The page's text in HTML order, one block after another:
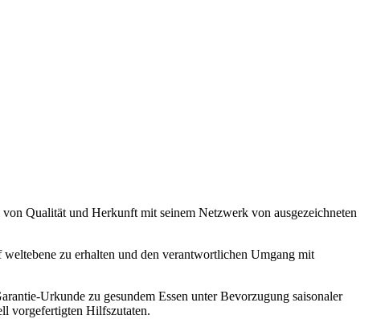
Qualität und Herkunft mit seinem Netzwerk von ausgezeichneten
zu erhalten und den verantwortlichen Umgang mit
Urkunde zu gesundem Essen unter Bevorzugung saisonaler
vorgefertigten Hilfszutaten.